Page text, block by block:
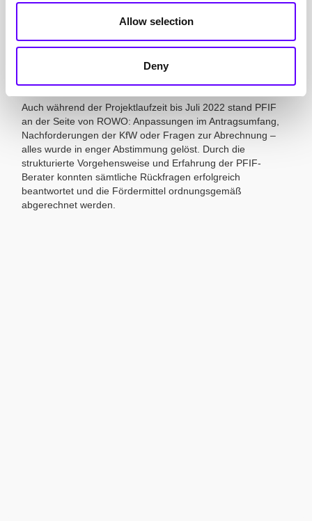
Allow selection
Deny
der engen Zusammenarbeit gelang es, die Bestellung der
Anlagentechnik im Oktober 2021 trotz noch ausstehender
über rund 1,6 Mio. € wurde schließlich im November 2021
erteilt.
Auch während der Projektlaufzeit bis Juli 2022 stand PFIF
an der Seite von ROWO: Anpassungen im Antragsumfang,
Nachforderungen der KfW oder Fragen zur Abrechnung –
alles wurde in enger Abstimmung gelöst. Durch die
strukturierte Vorgehensweise und Erfahrung der PFIF-
Berater konnten sämtliche Rückfragen erfolgreich
beantwortet und die Fördermittel ordnungsgemäß
abgerechnet werden.